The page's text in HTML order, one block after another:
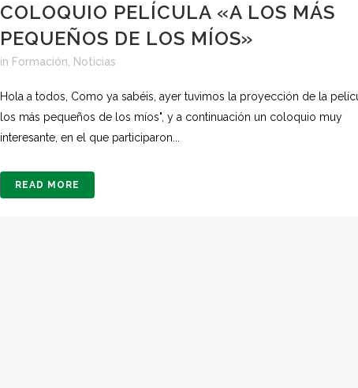
COLOQUIO PELÍCULA «A LOS MÁS
PEQUEÑOS DE LOS MÍOS»
in Formación Noticias
Hola a todos, Como ya sabéis, ayer tuvimos la proyección de la
los más pequeños de los míos", y a continuación un coloquio muy
interesante, en el que participaron...
READ MORE